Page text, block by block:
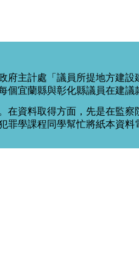
府主計處「議員所提地方建
宜蘭縣與彰化縣議員在建議
在資料取得方面，先是在監
罪學課程同學幫忙將紙本資料